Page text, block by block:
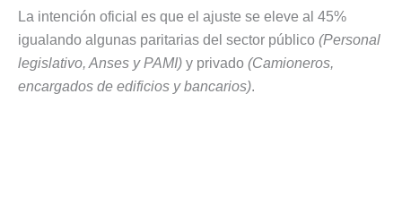
La intención oficial es que el ajuste se eleve al 45%
igualando algunas paritarias del sector público (Personal
legislativo, Anses y PAMI) y privado (Camioneros,
encargados de edificios y bancarios).